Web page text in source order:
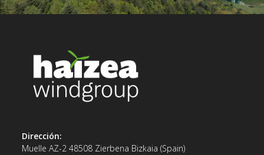
Dirección:
Muelle AZ-2 48508 Zierbena Bizkaia (Spain)